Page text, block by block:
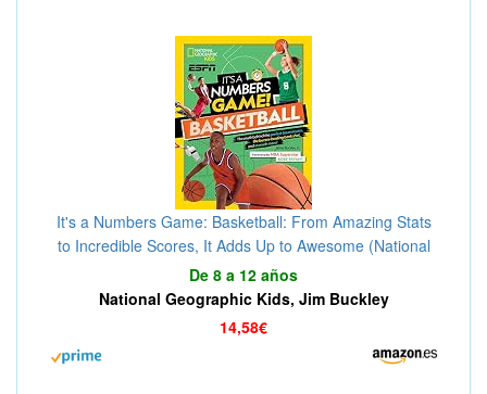
It's a Numbers Game: Basketball: From Amazing Stats
to Incredible Scores, It Adds Up to Awesome (National
Geographic Kids)
De 8 a 12 años
National Geographic Kids, Jim Buckley
14,58€